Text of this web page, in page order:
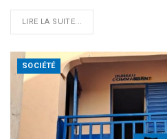
LIRE LA SUITE...
SOCIÉTÉ